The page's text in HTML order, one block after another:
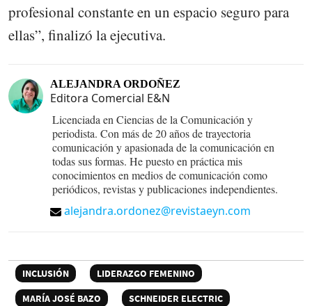
profesional constante en un espacio seguro para
ellas”, finalizó la ejecutiva.
ALEJANDRA ORDOÑEZ
Editora Comercial E&N
Licenciada en Ciencias de la Comunicación y
periodista. Con más de 20 años de trayectoria
comunicación y apasionada de la comunicación en
todas sus formas. He puesto en práctica mis
conocimientos en medios de comunicación como
periódicos, revistas y publicaciones independientes.
alejandra.ordonez@revistaeyn.com
INCLUSIÓN
LIDERAZGO FEMENINO
MARÍA JOSÉ BAZO
SCHNEIDER ELECTRIC